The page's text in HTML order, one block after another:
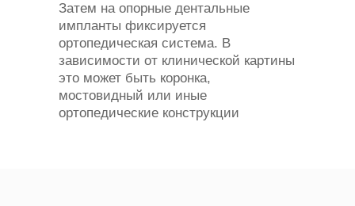
Затем на опорные дентальные
импланты фиксируется
ортопедическая система. В
зависимости от клинической картины
это может быть коронка,
мостовидный или иные
ортопедические конструкции